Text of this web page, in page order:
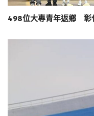
498位大專青年返鄉 彰